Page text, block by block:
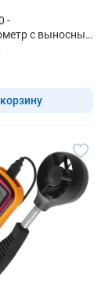
-
с выносным